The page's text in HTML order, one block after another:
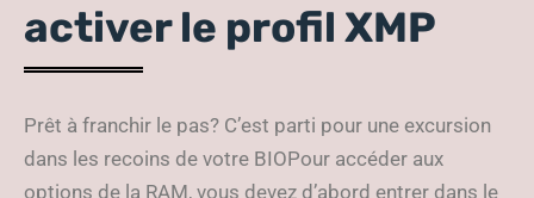
activer le profil XMP
Prêt à franchir le pas? C’est parti pour une excursion
dans les recoins de votre BIOPour accéder aux
options de la RAM, vous devez d’abord entrer dans le